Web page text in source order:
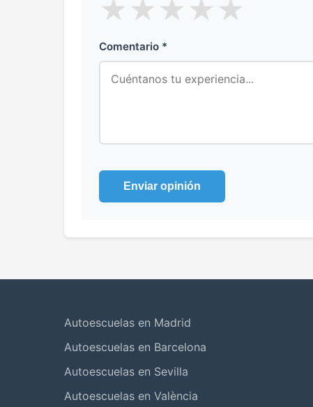
★
★
★
★
★
Comentario *
Enviar opinión
Autoescuelas en Madrid
Autoescuelas en Barcelona
Autoescuelas en Sevilla
Autoescuelas en València